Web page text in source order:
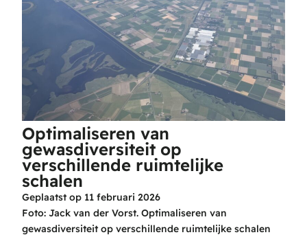
Optimaliseren van
gewasdiversiteit op
verschillende ruimtelijke
schalen
Geplaatst op 11 februari 2026
Foto: Jack van der Vorst. Optimaliseren van
gewasdiversiteit op verschillende ruimtelijke schalen